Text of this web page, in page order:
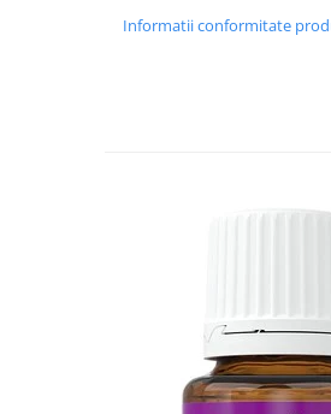
Informatii conformitate